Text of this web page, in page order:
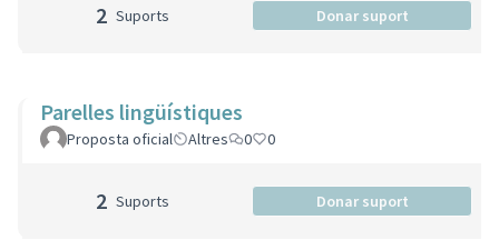
2 Suports Donar suport
Parelles lingüístiques
Proposta oficial Altres 0 0
2 Suports Donar suport